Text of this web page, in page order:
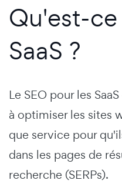
Qu'est-
SaaS ?
Le SEO pour les
à optimiser les sites
que service pour
dans les pages de
recherche (SERPs).